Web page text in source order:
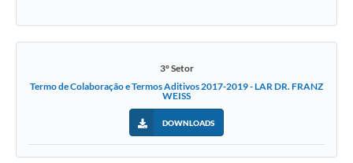
3° Setor
Termo de Colaboração e Termos Aditivos 2017-2019 - LAR DR. FRANZ
WEISS
DOWNLOADS